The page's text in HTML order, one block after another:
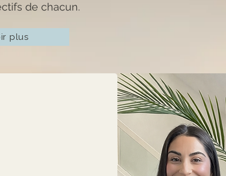
de chacun.
plus